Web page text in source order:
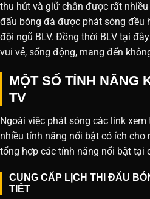
thu hút và giữ chân được rất
đấu bóng đá được phát sóng đều
đội ngũ BLV. Đồng thời BLV tại
vui vẻ, sống động, mang đến
MỘT SỐ TÍNH NĂNG
TV
Ngoài việc phát sóng các link
nhiều tính năng nổi bật có ích
tổng hợp các tính năng nổi bật tại
CUNG CẤP LỊCH THI ĐẤU
TIẾT